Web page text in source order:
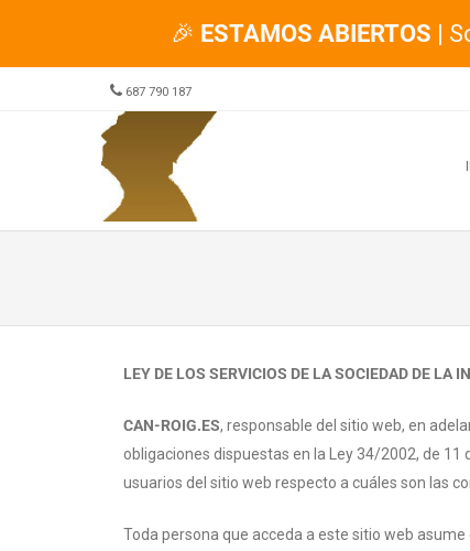
687 790 187
LEY DE LOS SERVICIOS DE LA SOCIEDAD DE LA
CAN-ROIG.ES, responsable del sitio web, en
obligaciones dispuestas en la Ley 34/2002, de 11
usuarios del sitio web respecto a cuáles son las
Toda persona que acceda a este sitio web
🎉 ESTAMOS ABIERTOS |